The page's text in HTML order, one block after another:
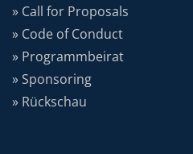
» Call for Proposals
» Code of Conduct
» Programmbeirat
» Sponsoring
» Rückschau